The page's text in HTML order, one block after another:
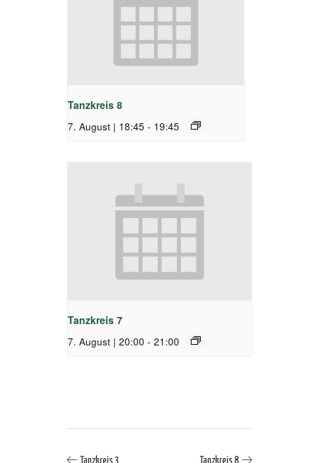
Tanzkreis 8
7. August | 18:45 - 19:45
Tanzkreis 7
7. August | 20:00 - 21:00
Tanzkreis 3 Tanzkreis 8